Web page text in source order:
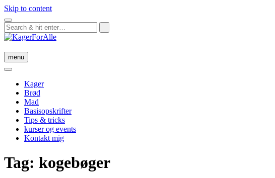
Skip to content
menu
Kager
Brød
Mad
Basisopskrifter
Tips & tricks
kurser og events
Kontakt mig
Tag: kogebøger